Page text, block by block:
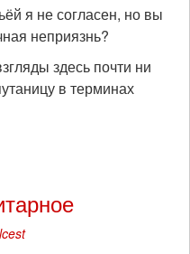
я не согласен, но вы
неприязнь?
здесь почти ни
в терминах